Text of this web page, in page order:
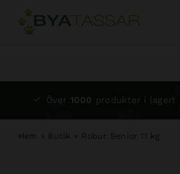
Fortsätt
Över 1000 produkter i lager!
Hem » Butik » Robur Senior 11 kg